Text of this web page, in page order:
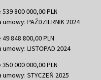
800 000,00 PLN
PAŹDZIERNIK 2024
848 800,00 PLN
LISTOPAD 2024
000 000,00 PLN
STYCZEŃ 2025